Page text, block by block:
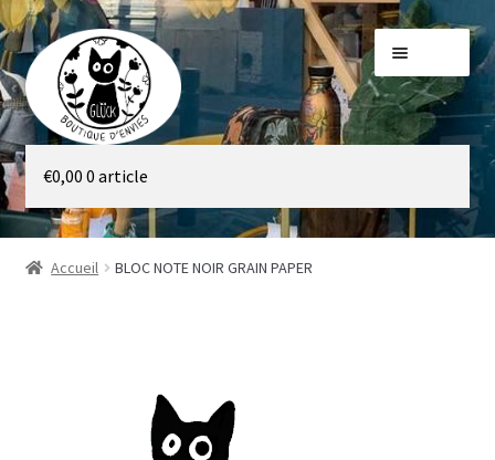
Aller
à
la
navigation
Aller
au
contenu
Galerie
Boutique
€0,00 0 article
Accueil BLOC NOTE NOIR GRAIN PAPER